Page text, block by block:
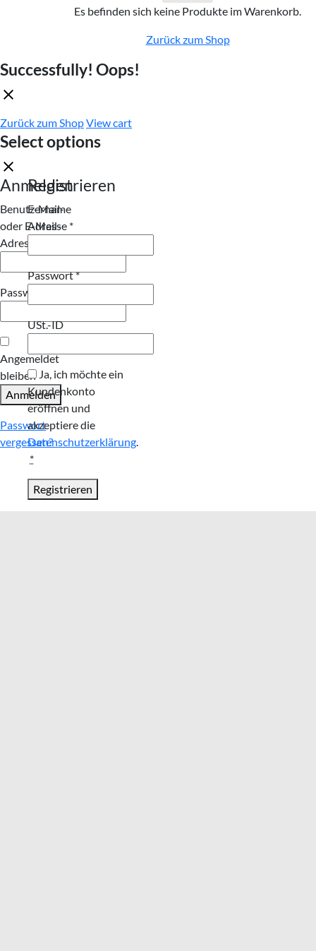
Es befinden sich keine Produkte im Warenkorb.
Zurück zum Shop
Successfully! Oops!
Zurück zum ShopView cart
Select options
Anmelden
Benutzername
oder E-Mail-
Adresse
Passwort
Angemeldet
bleiben
Anmelden
Passwort
vergessen?
Registrieren
E-Mail-
Adresse *Erforderlich
Passwort*Erforderlich
USt.-ID
Ja, ich möchte ein
Kundenkonto
eröffnen und
akzeptiere die
Datenschutzerklärung.
*
Registrieren